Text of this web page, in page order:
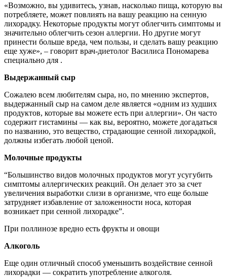
«Возможно, вы удивитесь, узнав, насколько пища, которую вы
потребляете, может повлиять на вашу реакцию на сенную
лихорадку. Некоторые продукты могут облегчить симптомы и
значительно облегчить сезон аллергии. Но другие могут
принести больше вреда, чем пользы, и сделать вашу реакцию
еще хуже», – говорит врач-диетолог Василиса Пономарева
специально для .
Выдержанный сыр
Сожалею всем любителям сыра, но, по мнению экспертов,
выдержанный сыр на самом деле является «одним из худших
продуктов, которые вы можете есть при аллергии». Он часто
содержит гистамины — как вы, вероятно, можете догадаться
по названию, это вещество, страдающие сенной лихорадкой,
должны избегать любой ценой.
Молочные продукты
“Большинство видов молочных продуктов могут усугубить
симптомы аллергических реакций. Он делает это за счет
увеличения выработки слизи в организме, что еще больше
затрудняет избавление от заложенности носа, которая
возникает при сенной лихорадке”.
При поллинозе вредно есть фрукты и овощи
Алкоголь
Еще один отличный способ уменьшить воздействие сенной
лихорадки — сократить употребление алкоголя.